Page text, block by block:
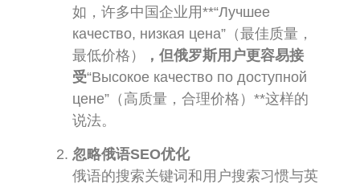
如，许多中国企业用**“Лучшее
качество, низкая цена”（最佳质量，
最低价格）
，但俄罗斯用户更容易接
受“Высокое качество по доступной
цене”（高质量，合理价格）**这样的
说法。
忽略俄语SEO优化
俄语的搜索关键词和用户搜索习惯与英